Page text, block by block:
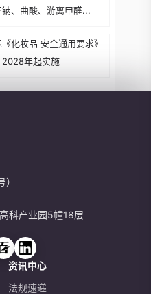
钠、曲酸、游离甲醛...
化妆品 安全通用要求》
2028年起实施
科产业园5幢18层
资讯中心
法规速递